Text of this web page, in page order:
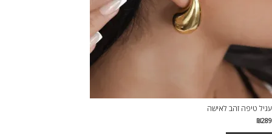
עגיל טיפה זהב לאישה
₪289